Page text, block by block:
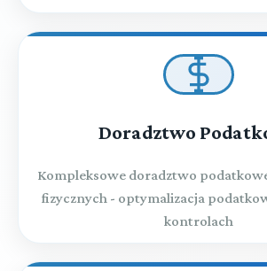
Doradztwo
Kompleksowe doradztwo
fizycznych - optymalizacja
kontrolach